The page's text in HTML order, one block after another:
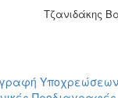
Τζανιδάκης
Υποχρεώσεων